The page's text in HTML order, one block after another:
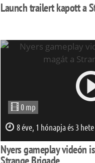
Launch trailert kapott a
0 mp
8 éve, 1 hónapja és 3 hete
Nyers gameplay videón